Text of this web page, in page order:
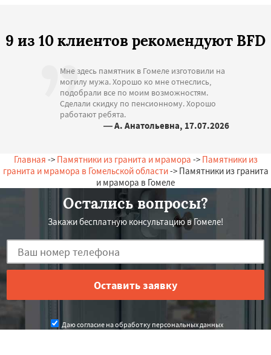
9 из 10 клиентов рекомендуют BFD
Мне здесь памятник в Гомеле изготовили на
могилу мужа. Хорошо ко мне отнеслись,
подобрали все по моим возможностям.
Сделали скидку по пенсионному. Хорошо
работают ребята.
— А. Анатольевна, 17.07.2026
Главная -> Памятники из гранита и мрамора -> Памятники из
гранита и мрамора в Гомельской области-> Памятники из гранита
и мрамора в Гомеле
Остались вопросы?
Закажи бесплатную консультацию в Гомеле!
Даю согласие на обработку персональных данных